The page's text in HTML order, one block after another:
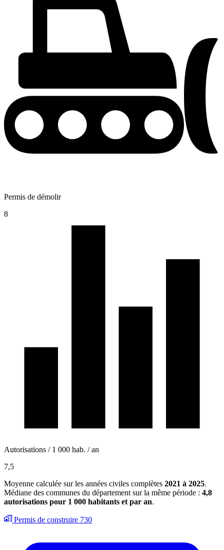
Permis de démolir
8
Autorisations / 1 000 hab. / an
7,5
Moyenne calculée sur les années civiles complètes 2021 à 2025.
Médiane des communes du département sur la même période : 4,8
autorisations pour 1 000 habitants et par an.
Permis de construire 730